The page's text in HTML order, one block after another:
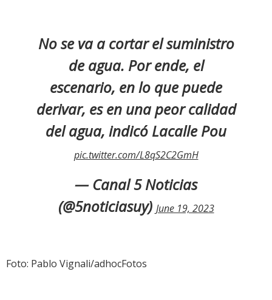
No se va a cortar el suministro
de agua. Por ende, el
escenario, en lo que puede
derivar, es en una peor calidad
del agua, indicó Lacalle Pou
pic.twitter.com/L8qS2C2GmH
— Canal 5 Noticias
(@5noticiasuy) June 19, 2023
Foto: Pablo Vignali/adhocFotos